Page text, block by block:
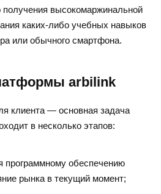
высокомаржинальной
каких-либо учебных навыков
или обычного смартфона.
arbilink
клиента — основная задача
в несколько этапов:
программному обеспечению
рынка в текущий момент;